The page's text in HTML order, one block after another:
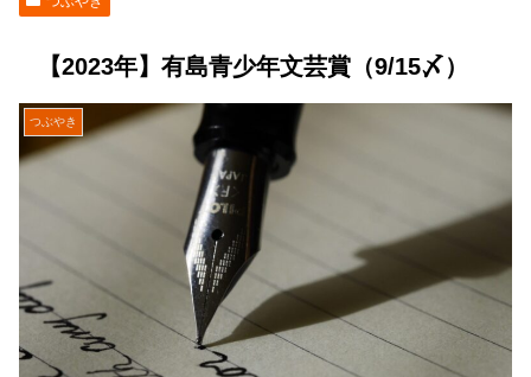
【2023年】有島青少年文芸賞（9/15〆）
つぶやき